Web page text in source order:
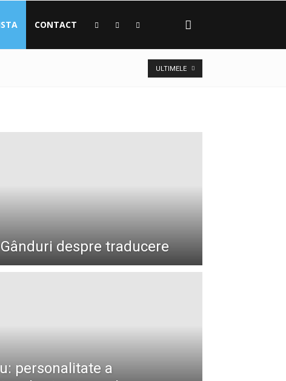
CONTACT
ULTIMELE
despre traducere
personalitate a